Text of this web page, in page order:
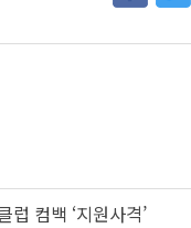
컴백 ‘지원사격’